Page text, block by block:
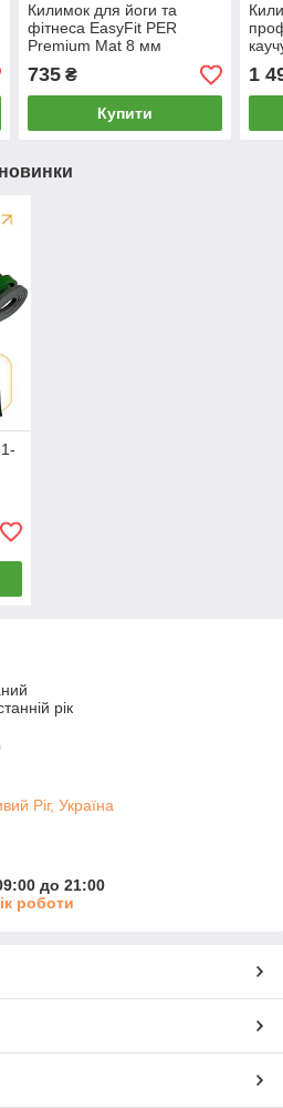
Килимок для йоги та
фітнеса EasyFit PER
Premium Mat 8 мм
Фіолетовий
735₴
Купити
1
рік
Ріг, Україна
до 21:00
роботи